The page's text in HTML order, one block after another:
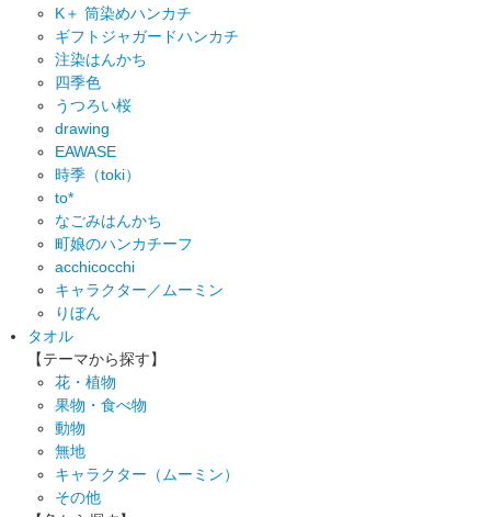
K＋ 筒染めハンカチ
ギフトジャガードハンカチ
注染はんかち
四季色
うつろい桜
drawing
EAWASE
時季（toki）
to*
なごみはんかち
町娘のハンカチーフ
acchicocchi
キャラクター／ムーミン
りぼん
タオル
【テーマから探す】
花・植物
果物・食べ物
動物
無地
キャラクター（ムーミン）
その他